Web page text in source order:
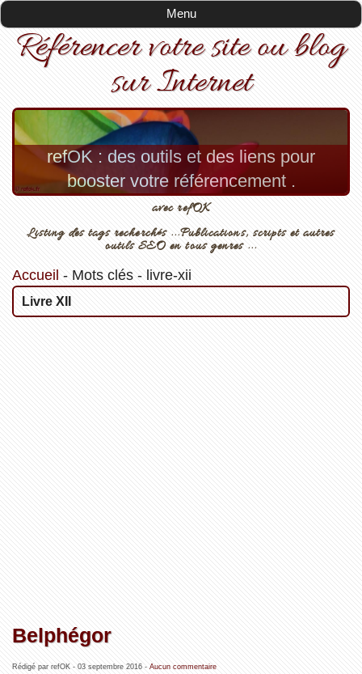
Menu
Référencer votre site ou blog
sur Internet
refOK : des outils et des liens pour
booster votre référencement .
avec refOK
Listing des tags recherchés ...Publications, scripts et autres
outils SEO en tous genres ...
Accueil - Mots clés- livre-xii
Livre XII
Belphégor
Rédigé par refOK - 03 septembre 2016- Aucun commentaire